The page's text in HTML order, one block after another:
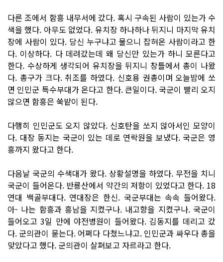
다른 조에서 함흥 내무서에 갔다. 혹시 구속된 사람이 있는가 수
색을 했다. 아무도 없었다. 유치장 하나하나 뒤지니 마지막 유치
장에 사람이 있다. 당신 누구냐고 물으니 잡혀온 사람이라고 한
다. 이상하다. 다 데려갔는데 왜 당신만 있는가 하니 모른다고
한다. 수상하게 생각되어 유치장을 뒤지니 창틀에서 총이 나왔
다. 총구가 크다. 취조를 하였다. 신호용 권총이며 오늘밤에 쏘
면 인민군 특수부대가 온다고 한다. 큰일이다. 국군이 빨리 오지
않으면 함흥은 쑥밭이 된다.
다행히 인민군도 오지 않았다. 신호탄을 쏘지 않아서인 모양이
다. 대장 동지는 국군이 있는 데로 연락원을 보냈다. 국군은 영
흥까지 왔다고 한다.
다음날 국군의 수색대가 왔다. 상황설명을 하였다. 무전을 치니
국군이 들어온다. 반룡산에서 약간의 저항이 있었다고 한다. 18
연대 백골부대다. 연대장은 한신. 국군부대는 속속 들어왔다.
아- 나는 함흥과 흥남을 지켰구나. 내고향을 지켰구나. 국군이
들어오고 3일 만에 야전병원이 들어왔다. 김동지를 데리고 갔
다. 군의관이 묻는다. 어쩌다 다쳤느냐고. 인민군과 싸우다 총을
맞았다고 했다. 군의관이 살펴보고 자르라고 한다.